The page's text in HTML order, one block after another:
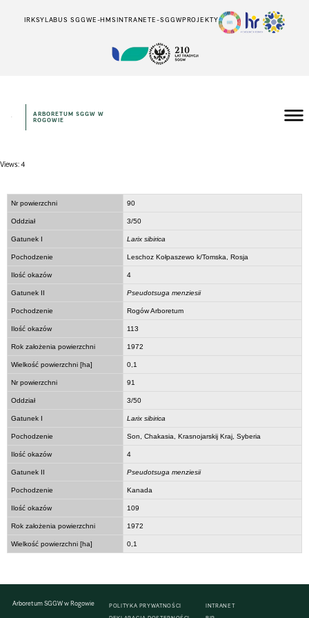
IRKSYLABUS SGGWE-HMSINTRANETE-SGGWPROJEKTY
ARBORETUM SGGW W
ROGOWIE
Views: 4
Nr powierzchni 90
Oddział 3/50
Gatunek I Larix sibirica
Pochodzenie Leschoz Kołpaszewo k/Tomska, Rosja
Ilość okazów 4
Gatunek II Pseudotsuga menziesii
Pochodzenie Rogów Arboretum
Ilość okazów 113
Rok założenia powierzchni 1972
Wielkość powierzchni [ha] 0,1
Nr powierzchni 91
Oddział 3/50
Gatunek I Larix sibirica
Pochodzenie Son, Chakasia, Krasnojarskij Kraj, Syberia
Ilość okazów 4
Gatunek II Pseudotsuga menziesii
Pochodzenie Kanada
Ilość okazów 109
Rok założenia powierzchni 1972
Wielkość powierzchni [ha] 0,1
Arboretum SGGW w Rogowie
POLITYKA PRYWATNOŚCI
INTRANET